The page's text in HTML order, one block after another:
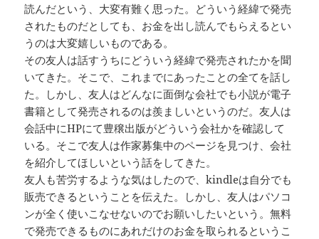
読んだという、大変有難く思った。どういう経緯で発売
されたものだとしても、お金を出し読んでもらえるとい
うのは大変嬉しいものである。
その友人は話すうちにどういう経緯で発売されたかを聞
いてきた。そこで、これまでにあったことの全てを話し
た。しかし、友人はどんなに面倒な会社でも小説が電子
書籍として発売されるのは羨ましいというのだ。友人は
会話中にHPにて豊穣出版がどういう会社かを確認して
いる。そこで友人は作家募集中のページを見つけ、会社
を紹介してほしいという話をしてきた。
友人も苦労するような気はしたので、kindleは自分でも
販売できるということを伝えた。しかし、友人はパソコ
ンが全く使いこなせないのでお願いしたいという。無料
で発売できるものにあれだけのお金を取られるというこ